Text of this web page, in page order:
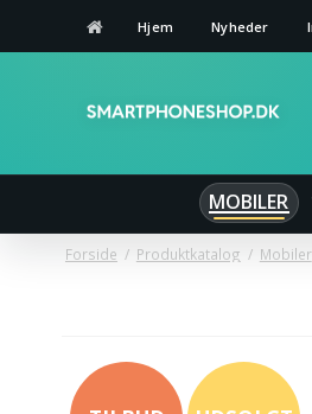
Hjem Nyheder
MOBILER
Forside / Produktkatalog / Mobiler